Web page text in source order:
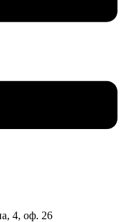
4, оф. 26